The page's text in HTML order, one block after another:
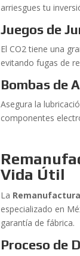
arriesgues tu
Juegos de
El CO2 tiene una
evitando fugas de
Bombas de
Asegura la
componentes
Vida Útil
La
especializado en
garantía de fábrica.
Proceso de